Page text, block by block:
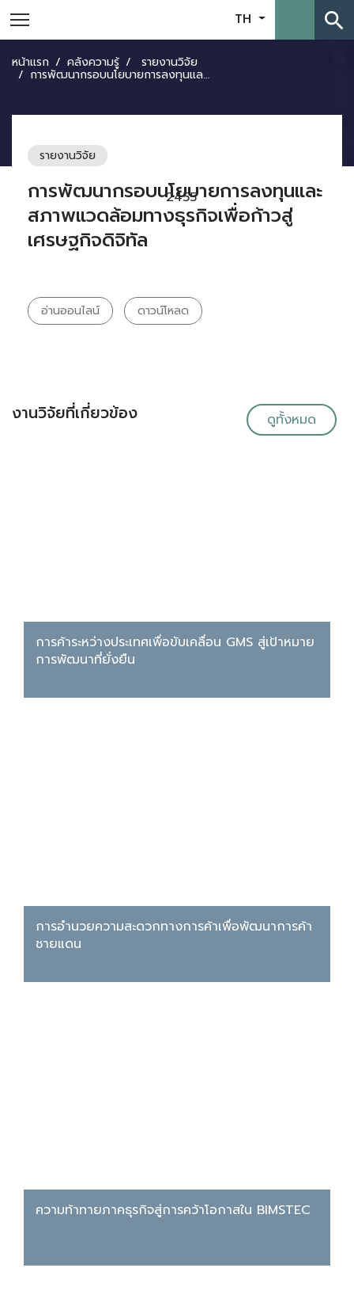
TH search
หน้าแรก คลังความรู้ รายงานวิจัย
การพัฒนากรอบนโยบายการลงทุนและสภาพแวดล้อมทางธุรกิจเพื่อก้าวสู่เศรษฐกิจดิจิทัล
รายงานวิจัย
2455
การพัฒนากรอบนโยบายการลงทุนและ
สภาพแวดล้อมทางธุรกิจเพื่อก้าวสู่
เศรษฐกิจดิจิทัล
อ่านออนไลน์ ดาวน์โหลด
งานวิจัยที่เกี่ยวข้อง ดูทั้งหมด
การค้าระหว่างประเทศเพื่อขับเคลื่อน GMS สู่เป้าหมาย
การพัฒนาที่ยั่งยืน
การอำนวยความสะดวกทางการค้าเพื่อพัฒนาการค้า
ชายแดน
ความท้าทายภาคธุรกิจสู่การคว้าโอกาสใน BIMSTEC